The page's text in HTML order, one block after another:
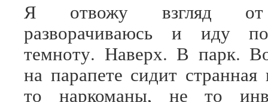
Я отвожу взгляд от
разворачиваюсь и иду
темноту. Наверх. В парк.
на парапете сидит
то наркоманы, не то